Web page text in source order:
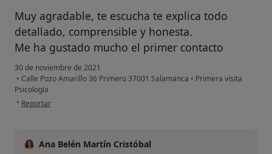
Muy agradable, te escucha te explica todo
detallado, comprensible y honesta.
Me ha gustado mucho el primer contacto
30 de noviembre de 2021
• Calle Pozo Amarillo 36 Primero 37001 Salamanca • Primera visita
Psicología
• en opinión del usuario Mms
Reportar
Ana Belén Martín Cristóbal